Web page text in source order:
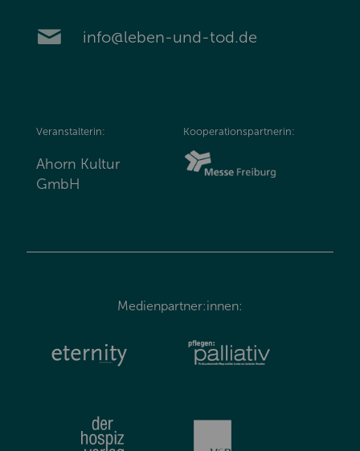
info@leben-und-tod.de
Veranstalterin:
Ahorn Kultur
GmbH
Kooperationspartnerin:
Medienpartner:innen: